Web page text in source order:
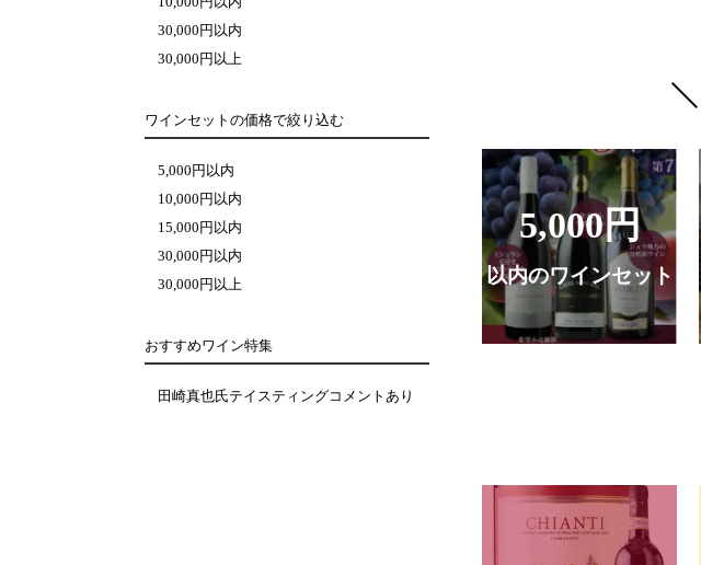
30,000円以内
30,000円以上
ワインセットの価格で絞り込む
5,000円以内
10,000円以内
15,000円以内
30,000円以内
30,000円以上
おすすめワイン特集
田崎真也氏テイスティングコメントあり
5,000円
以内のワインセット